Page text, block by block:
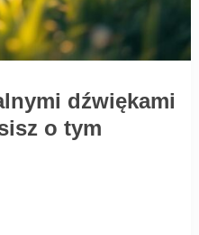
dźwiękami
o tym